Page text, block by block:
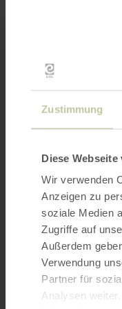
Zustimmung
Diese
Wir verwenden
Anzeigen zu
soziale Medien
Zugriffe auf
Außerdem
Verwendung
Partner für
Analysen